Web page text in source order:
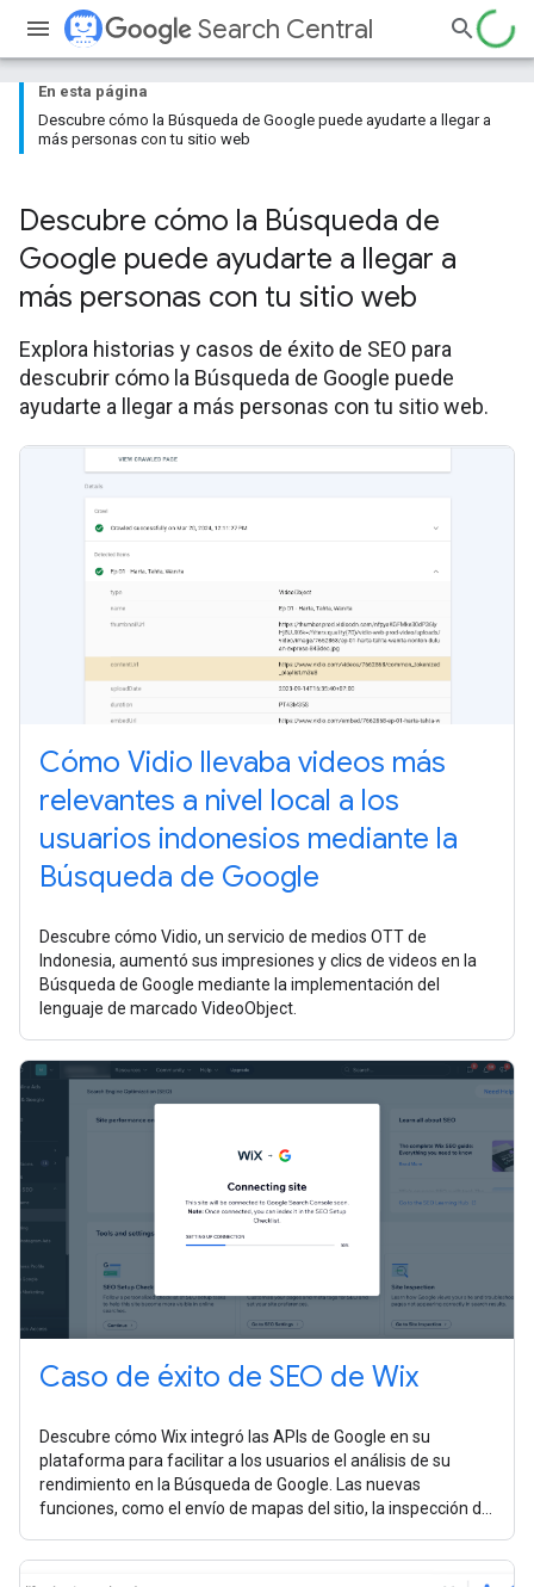
Search Central
En esta página
Descubre cómo la Búsqueda de Google puede ayudarte a llegar a
más personas con tu sitio web
Descubre cómo la Búsqueda de
Google puede ayudarte a llegar a
más personas con tu sitio web
Explora historias y casos de éxito de SEO para
descubrir cómo la Búsqueda de Google puede
ayudarte a llegar a más personas con tu sitio web.
Cómo Vidio llevaba videos más
relevantes a nivel local a los
usuarios indonesios mediante la
Búsqueda de Google
Descubre cómo Vidio, un servicio de medios OTT de
Indonesia, aumentó sus impresiones y clics de videos en la
Búsqueda de Google mediante la implementación del
lenguaje de marcado VideoObject.
Caso de éxito de SEO de Wix
Descubre cómo Wix integró las APIs de Google en su
plataforma para facilitar a los usuarios el análisis de su
rendimiento en la Búsqueda de Google. Las nuevas
funciones, como el envío de mapas del sitio, la inspección de
a realizar mejoras en su sitio.